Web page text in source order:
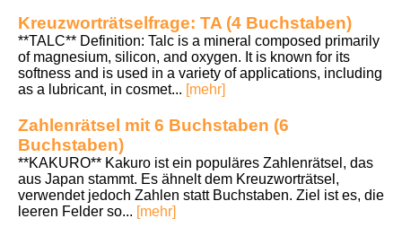
Kreuzworträtselfrage: TA (4 Buchstaben)
**TALC** Definition: Talc is a mineral composed primarily
of magnesium, silicon, and oxygen. It is known for its
softness and is used in a variety of applications, including
as a lubricant, in cosmet... [mehr]
Zahlenrätsel mit 6 Buchstaben (6
Buchstaben)
**KAKURO** Kakuro ist ein populäres Zahlenrätsel, das
aus Japan stammt. Es ähnelt dem Kreuzworträtsel,
verwendet jedoch Zahlen statt Buchstaben. Ziel ist es, die
leeren Felder so... [mehr]